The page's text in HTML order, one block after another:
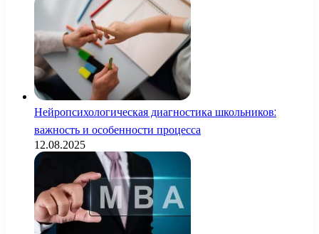
Нейропсихологическая диагностика школьников:
важность и особенности процесса
12.08.2025